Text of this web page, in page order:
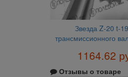
Звезда Z-20 t-
трансмиссионного
1164.62
Отзывы о товаре